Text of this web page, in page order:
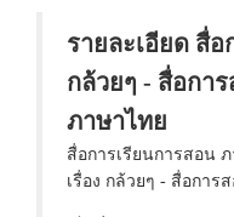
รายละเอียด สื่อ
กล้วยๆ - สื่อกา
ภาษาไทย
สื่อการเรียนการสอน
เรื่อง กล้วยๆ - สื่อการ